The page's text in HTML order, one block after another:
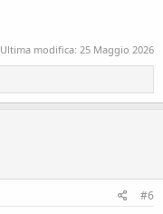
Ultima modifica: 25 Maggio 2026
#6